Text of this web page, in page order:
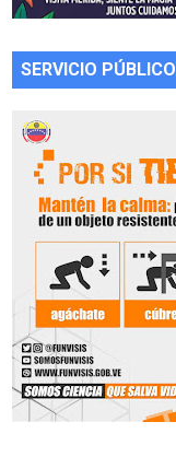
de la Unacom
SERVICIO PÚBLICO